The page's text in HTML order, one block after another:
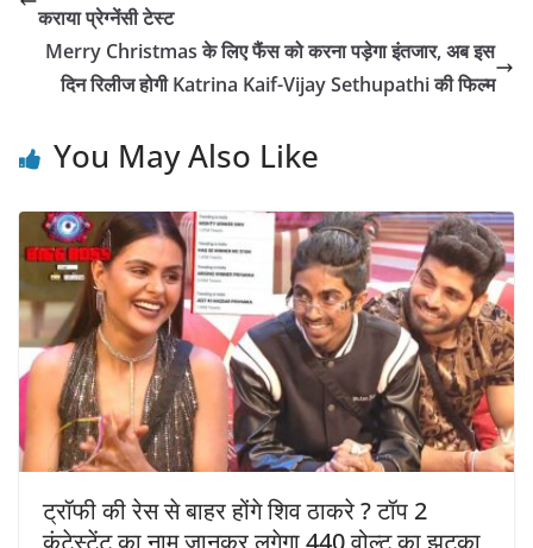
कराया प्रेग्नेंसी टेस्ट
Merry Christmas के लिए फैंस को करना पड़ेगा इंतजार, अब इस
दिन रिलीज होगी Katrina Kaif-Vijay Sethupathi की फिल्म
You May Also Like
ट्रॉफी की रेस से बाहर होंगे शिव ठाकरे ? टॉप 2
कंटेस्टेंट का नाम जानकर लगेगा 440 वोल्ट का झटका